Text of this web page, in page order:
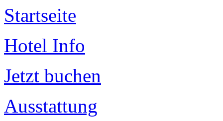
Startseite
Hotel Info
Jetzt buchen
Ausstattung